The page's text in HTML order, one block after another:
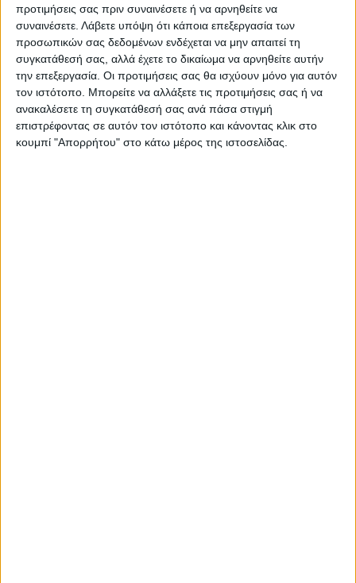
προτιμήσεις σας πριν συναινέσετε ή να αρνηθείτε να
συναινέσετε. Λάβετε υπόψη ότι κάποια επεξεργασία των
προσωπικών σας δεδομένων ενδέχεται να μην απαιτεί τη
συγκατάθεσή σας, αλλά έχετε το δικαίωμα να αρνηθείτε αυτήν
την επεξεργασία. Οι προτιμήσεις σας θα ισχύουν μόνο για αυτόν
τον ιστότοπο. Μπορείτε να αλλάξετε τις προτιμήσεις σας ή να
ανακαλέσετε τη συγκατάθεσή σας ανά πάσα στιγμή
επιστρέφοντας σε αυτόν τον ιστότοπο και κάνοντας κλικ στο
κουμπί "Απορρήτου" στο κάτω μέρος της ιστοσελίδας.
προκύψει προβλήματα ύστερα από τους
σχετικούς ελέγχους. Υπενθυμίζεται πως οι
έλεγχοι είχαν πραγματοποιηθεί χωρίς έλεγχο
ΑΤΑΚ ή ΚΑΕΚ, στοιχεία τα οποία δεν
αποτελούσαν προϋπόθεση καταβολής
ενισχύσεων για το έτος 2024. Για τα αγροτεµάχια
που αυτά είχε ανοίξει η διαδικασία ενστάσεων